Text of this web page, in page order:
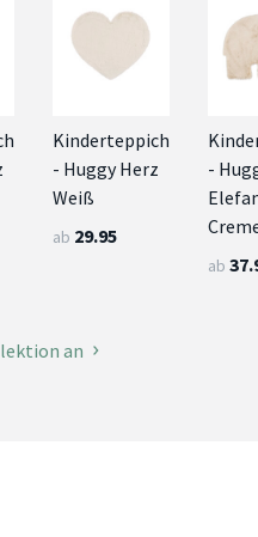
Kinderteppich
- Huggy Herz
Weiß
ab 29.95
-
ab
an